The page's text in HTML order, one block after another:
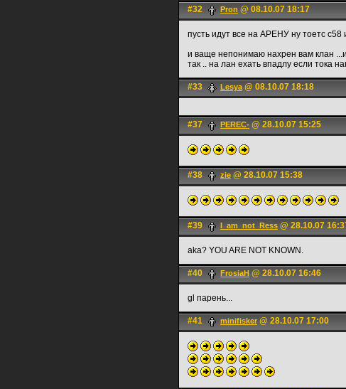
#32 Pron @ 08.10.07 18:17
пусть идут все на АРЕНУ ну тоетс c58
и ваще непонимаю нахрен вам клан
так .. на лан ехать впадлу если тока
#33 Lesya@ 08.10.07 18:18
#37 PEREC- @ 28.10.07 15:25
#38 zie @ 28.10.07 15:38
#39 I_am_not_Ress @ 28.10.07
aka? YOU ARE NOT KNOWN.
#40 FrosiaH @ 28.10.07 16:46
gl парень...
#41 minifisker @ 28.10.07 17:00